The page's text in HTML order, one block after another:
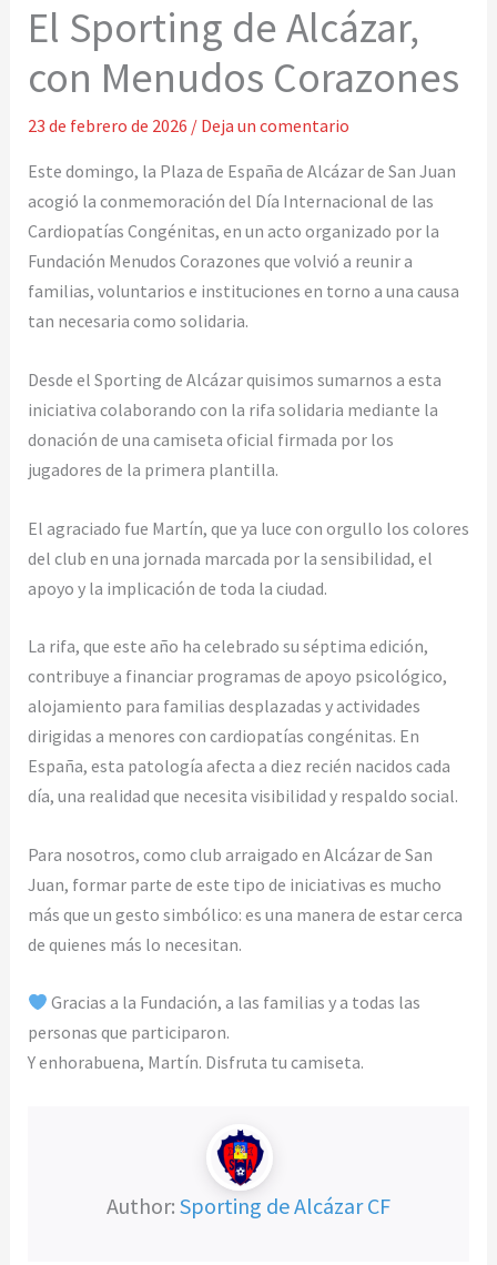
El Sporting de Alcázar,
con Menudos Corazones
23 de febrero de 2026 / Deja un comentario
Este domingo, la Plaza de España de Alcázar de San Juan
acogió la conmemoración del Día Internacional de las
Cardiopatías Congénitas, en un acto organizado por la
Fundación Menudos Corazones que volvió a reunir a
familias, voluntarios e instituciones en torno a una causa
tan necesaria como solidaria.
Desde el Sporting de Alcázar quisimos sumarnos a esta
iniciativa colaborando con la rifa solidaria mediante la
donación de una camiseta oficial firmada por los
jugadores de la primera plantilla.
El agraciado fue Martín, que ya luce con orgullo los colores
del club en una jornada marcada por la sensibilidad, el
apoyo y la implicación de toda la ciudad.
La rifa, que este año ha celebrado su séptima edición,
contribuye a financiar programas de apoyo psicológico,
alojamiento para familias desplazadas y actividades
dirigidas a menores con cardiopatías congénitas. En
España, esta patología afecta a diez recién nacidos cada
día, una realidad que necesita visibilidad y respaldo social.
Para nosotros, como club arraigado en Alcázar de San
Juan, formar parte de este tipo de iniciativas es mucho
más que un gesto simbólico: es una manera de estar cerca
de quienes más lo necesitan.
Gracias a la Fundación, a las familias y a todas las
personas que participaron.
Y enhorabuena, Martín. Disfruta tu camiseta.
Author: Sporting de Alcázar CF